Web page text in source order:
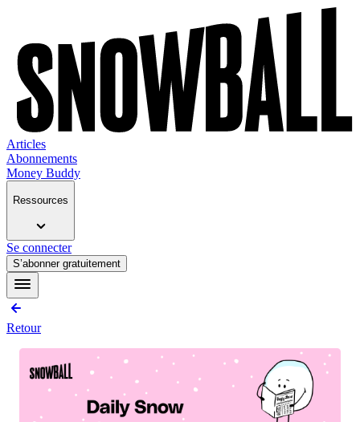
Articles
Abonnements
Money Buddy
Ressources
Se connecter
S’abonner gratuitement
Retour